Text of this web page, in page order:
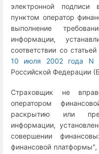
электронной подписи
пунктом оператор
выполнение
информации,
соответствии со
10 июля 2002 года N
Российской Федерации
Страховщик не
оператором
раскрытию или
информации,
совершении
финансовой